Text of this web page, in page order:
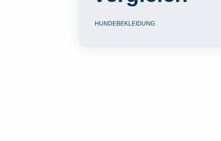
HUNDEBEKLEIDUNG